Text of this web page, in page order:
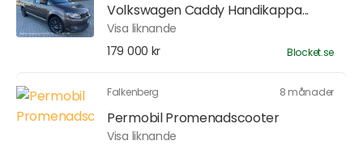
Volkswagen Caddy Handikappa...
Visa liknande
179 000 kr
Blocket.se
Falkenberg 8 månader
Permobil Promenadscooter
Visa liknande